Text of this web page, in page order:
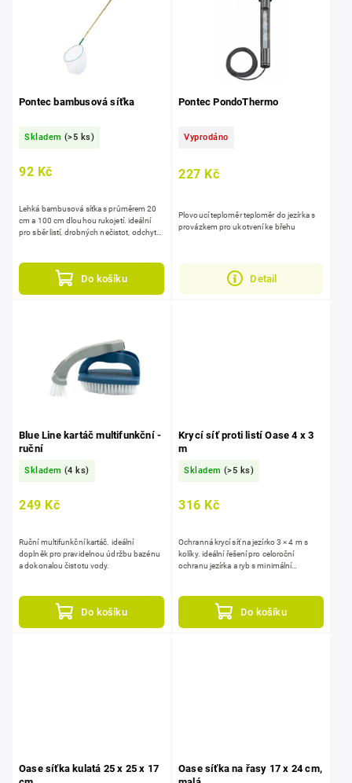
Pontec bambusová síťka
Skladem (>5 ks)
92 Kč
Do košíku
Lehká bambusová síťka s průměrem 20
cm a 100 cm dlouhou rukojetí. ideální
pro sběr listí, drobných nečistot, odchyt
Pontec PondoThermo
Vyprodáno
227 Kč
Detail
Plovoucí teploměr teploměr do jezírka s
provázkem pro ukotvení ke břehu
Blue Line kartáč multifunkční -
ruční
Skladem (4 ks)
249 Kč
Do košíku
Ruční multifunkční kartáč. ideální
doplněk pro pravidelnou údržbu bazénu
a dokonalou čistotu vody.
Krycí síť proti listí Oase 4 x 3
m
Skladem (>5 ks)
316 Kč
Do košíku
Ochranná krycí síť na jezírko 3 × 4 m s
kolíky. ideální řešení pro celoroční
ochranu jezírka a ryb s minimální
Oase síťka kulatá 25 x 25 x 17
Oase síťka na řasy 17 x 24 cm,